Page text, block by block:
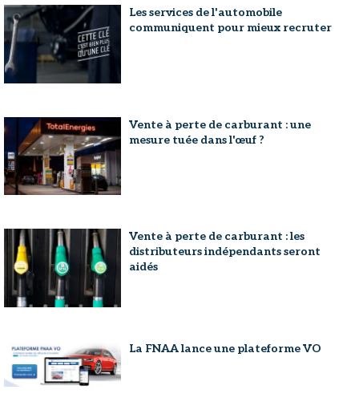
Les services de l'automobile
communiquent pour mieux recruter
Vente à perte de carburant : une
mesure tuée dans l'œuf ?
Vente à perte de carburant : les
distributeurs indépendants seront
aidés
La FNAA lance une plateforme VO